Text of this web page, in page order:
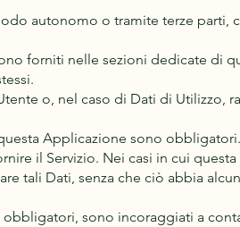
autonomo o tramite terze parti,
forniti nelle sezioni dedicate di
o, nel caso di Dati di Utilizzo,
Applicazione sono
il Servizio. Nei casi in cui
tali Dati, senza che ciò abbia
sono incoraggiati a